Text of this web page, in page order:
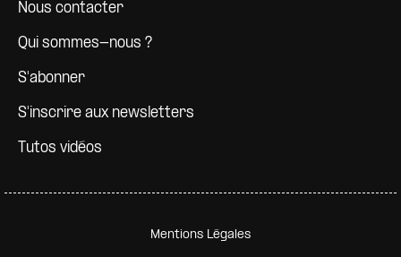
Nous contacter
Qui sommes-nous ?
S'abonner
S'inscrire aux newsletters
Tutos vidéos
Pied de page secondaire
Mentions Légales